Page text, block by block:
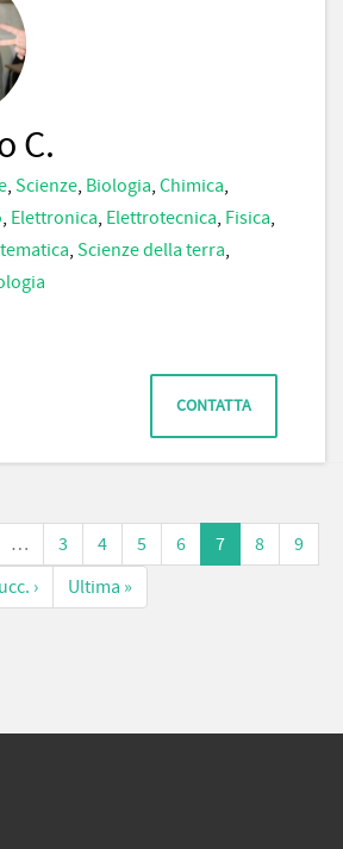
C.
, Scienze, Biologia, Chimica,
, Elettronica, Elettrotecnica, Fisica,
, Scienze della terra,
CONTATTA
… 3 4 5 6 7 8
9
› Ultima »